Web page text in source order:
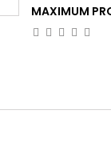
MAXIMUM